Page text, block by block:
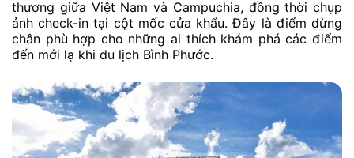
thương giữa Việt Nam và Campuchia, đồng thời chụp
ảnh check-in tại cột mốc cửa khẩu. Đây là điểm dừng
chân phù hợp cho những ai thích khám phá các điểm
đến mới lạ khi du lịch Bình Phước.